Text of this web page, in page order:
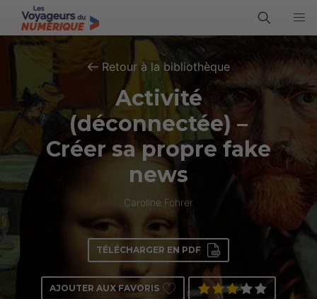
Retour à la bibliothèque
Activité
(déconnectée) –
Créer sa propre fake
news
Caroline Fohrer
TÉLÉCHARGER EN PDF
AJOUTER AUX FAVORIS